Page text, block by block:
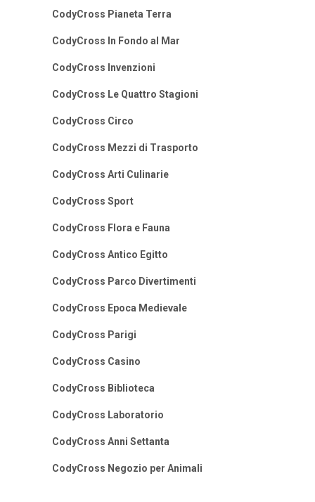
CodyCross Pianeta Terra
CodyCross In Fondo al Mar
CodyCross Invenzioni
CodyCross Le Quattro Stagioni
CodyCross Circo
CodyCross Mezzi di Trasporto
CodyCross Arti Culinarie
CodyCross Sport
CodyCross Flora e Fauna
CodyCross Antico Egitto
CodyCross Parco Divertimenti
CodyCross Epoca Medievale
CodyCross Parigi
CodyCross Casino
CodyCross Biblioteca
CodyCross Laboratorio
CodyCross Anni Settanta
CodyCross Negozio per Animali